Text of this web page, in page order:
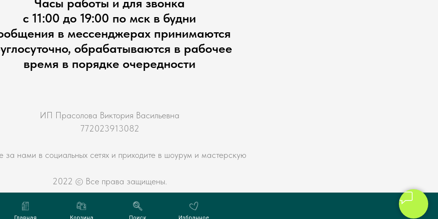
с 11:00 до 19:00 по мск в будни
в мессенджерах принимаются
обрабатываются в рабочее
время в порядке очередности
ИП Прасолова Виктория Васильевна
772023913082
за нами в социальных сетях и приходите в шоурум и мастерскую
2022 © Все права защищены.